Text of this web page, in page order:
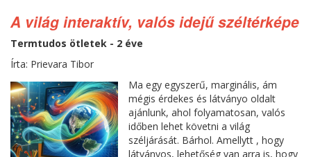
A világ interaktív, valós idejű széltérképe
Termtudos ötletek - 2 éve
Írta: Prievara Tibor
Ma egy egyszerű, marginális, ám
mégis érdekes és látványo oldalt
ajánlunk, ahol folyamatosan, valós
időben lehet követni a világ
széljárását. Bárhol. Amellytt , hogy
látványos, lehetőség van arra is, hogy